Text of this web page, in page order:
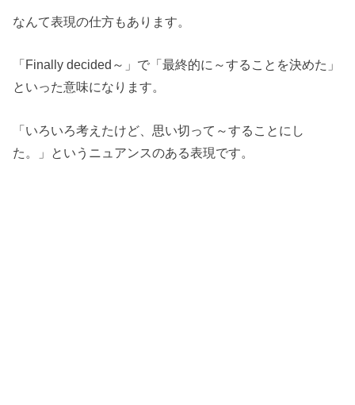
なんて表現の仕方もあります。
「Finally decided～」で「最終的に～することを決めた」
といった意味になります。
「いろいろ考えたけど、思い切って～することにし
た。」というニュアンスのある表現です。